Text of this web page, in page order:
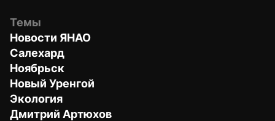
Темы
Новости ЯНАО
Салехард
Ноябрьск
Новый Уренгой
Экология
Дмитрий Артюхов